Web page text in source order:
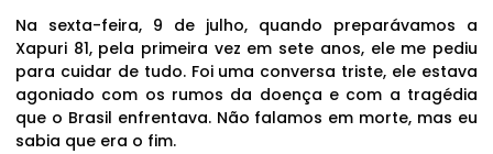
Na sexta-feira, 9 de julho, quando preparávamos a
Xapuri 81, pela primeira vez em sete anos, ele me pediu
para cuidar de tudo. Foi uma conversa triste, ele estava
agoniado com os rumos da doença e com a tragédia
que o Brasil enfrentava. Não falamos em morte, mas eu
sabia que era o fim.